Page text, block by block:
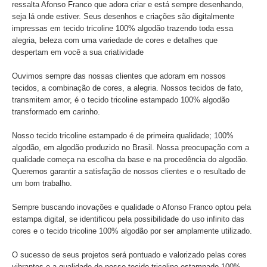
ressalta Afonso Franco que adora criar e está sempre desenhando,
seja lá onde estiver. Seus desenhos e criações são digitalmente
impressas em tecido tricoline 100% algodão trazendo toda essa
alegria, beleza com uma variedade de cores e detalhes que
despertam em você a sua criatividade
Ouvimos sempre das nossas clientes que adoram em nossos
tecidos, a combinação de cores, a alegria. Nossos tecidos de fato,
transmitem amor, é o tecido tricoline estampado 100% algodão
transformado em carinho.
Nosso tecido tricoline estampado é de primeira qualidade; 100%
algodão, em algodão produzido no Brasil. Nossa preocupação com a
qualidade começa na escolha da base e na procedência do algodão.
Queremos garantir a satisfação de nossos clientes e o resultado de
um bom trabalho.
Sempre buscando inovações e qualidade o Afonso Franco optou pela
estampa digital, se identificou pela possibilidade do uso infinito das
cores e o tecido tricoline 100% algodão por ser amplamente utilizado.
O sucesso de seus projetos será pontuado e valorizado pelas cores